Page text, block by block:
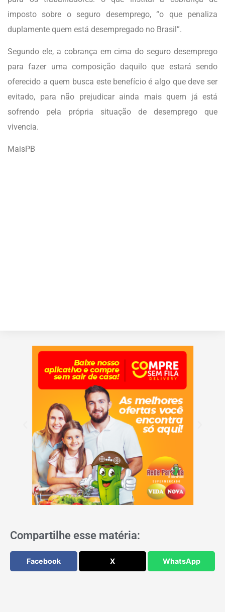
imposto sobre o seguro desemprego, “o que penaliza
duplamente quem está desempregado no Brasil”.
Segundo ele, a cobrança em cima do seguro desemprego
para fazer uma composição daquilo que estará sendo
oferecido a quem busca este benefício é algo que deve ser
evitado, para não prejudicar ainda mais quem já está
sofrendo pela própria situação de desemprego que
vivencia.
MaisPB
Compartilhe esse matéria:
Facebook X WhatsApp